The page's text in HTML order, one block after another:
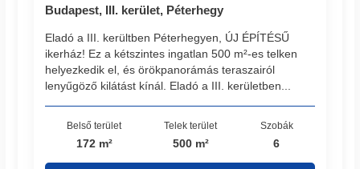
Budapest, III. kerület, Péterhegy
Eladó a III. kerültben Péterhegyen, ÚJ ÉPÍTÉSŰ
ikerház! Ez a kétszintes ingatlan 500 m²-es telken
helyezkedik el, és örökpanorámás teraszairól
lenyűgöző kilátást kínál. Eladó a III. kerületben...
Belső terület
172 m²
Telek terület
500 m²
Szobák
6